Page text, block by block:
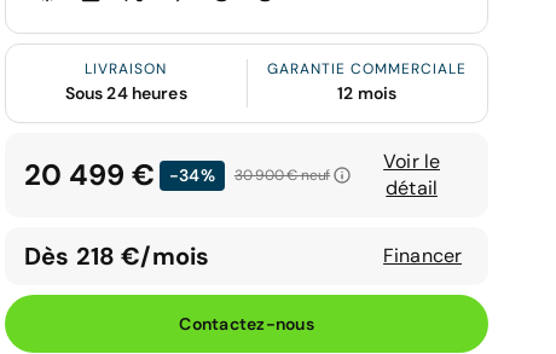
LIVRAISON
Sous 24 heures
GARANTIE COMMERCIALE
12 mois
20 499 € -34% 30 900 €neuf
Voir le
détail
Dès 218 €/mois Financer
Contactez-nous